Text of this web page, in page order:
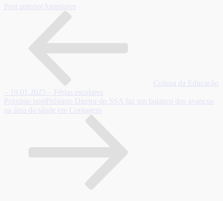
Post anterior Anteriores
Coluna da Educação
– 19.01.2025 – Férias escolares
Próximo post Próximo Diretor do SSA faz um balanço dos avanços
na área da sáude em Contagem